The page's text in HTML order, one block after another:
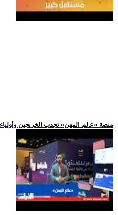
.. منصة «عالم المهن» تجذب الخريجين